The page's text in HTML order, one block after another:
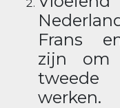
Frans
zijn
werken.